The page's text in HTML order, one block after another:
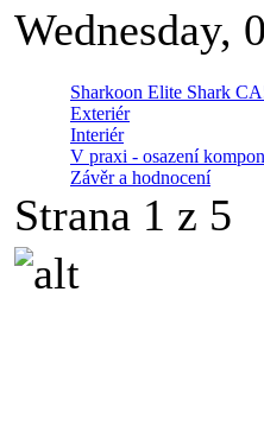
Wednesday,
Sharkoon Elite Shark
Exteriér
Interiér
V praxi - osazení
Závěr a hodnocení
Strana 1 z 5